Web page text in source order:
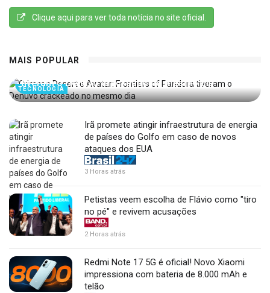
Clique aqui para ver toda notícia no site oficial.
MAIS POPULAR
TECNOLOGIA
tiveram o Denuvo crackeado no mesmo dia
Irã promete atingir infraestrutura de energia
de países do Golfo em caso de novos
ataques dos EUA
3 Horas atrás
Petistas veem escolha de Flávio como "tiro
no pé" e revivem acusações
2 Horas atrás
Redmi Note 17 5G é oficial! Novo Xiaomi
impressiona com bateria de 8.000 mAh e
telão